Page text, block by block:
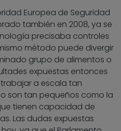
Europea de Seguridad
también en 2008, ya se
precisaba controles
método puede divergir
grupo de alimentos o
expuestas entonces
a escala tan
son tan pequeños como la
tienen capacidad de
Las dudas expuestas